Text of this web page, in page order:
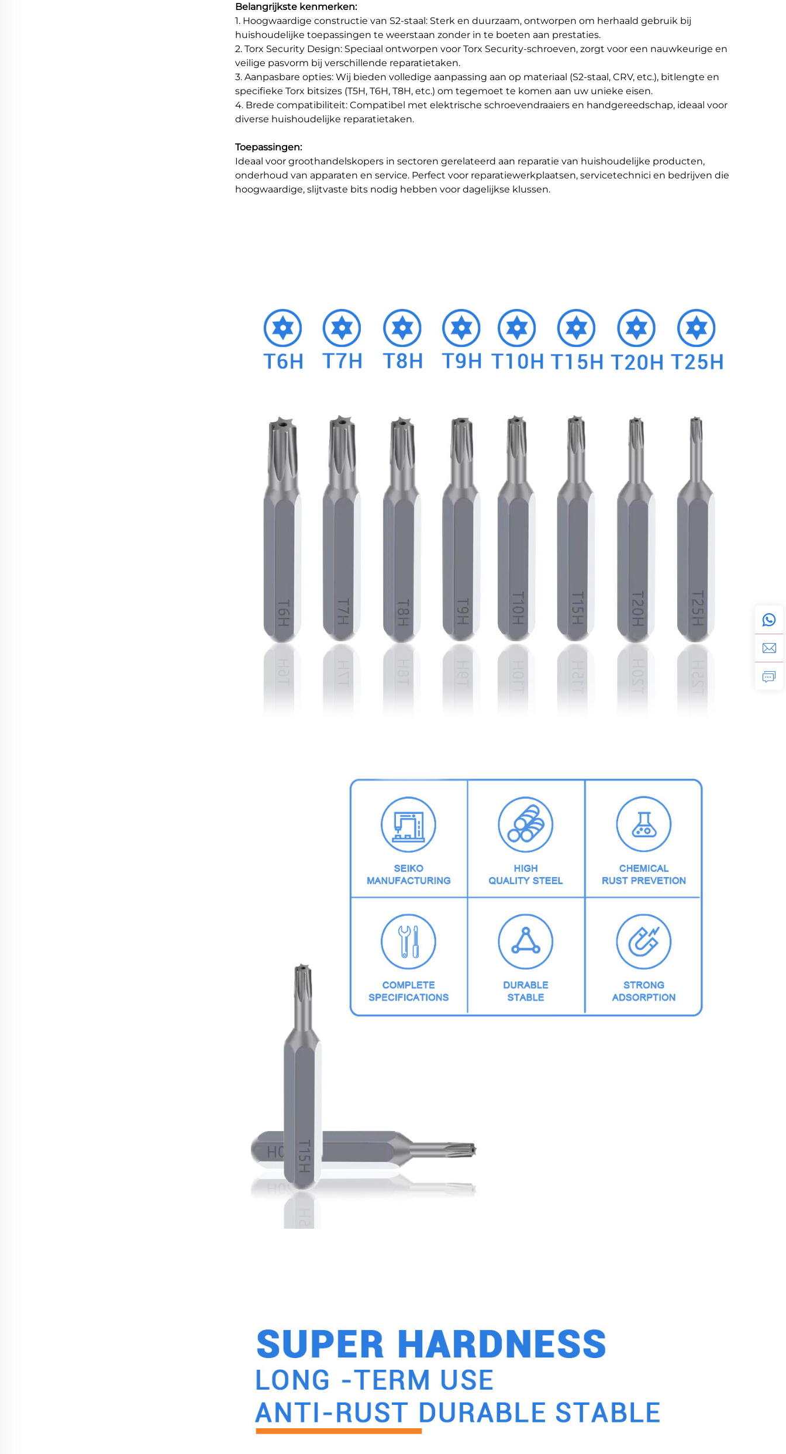
Belangrijkste kenmerken:
1. Hoogwaardige constructie van S2-staal: Sterk en duurzaam, ontworpen om herhaald gebruik bij
huishoudelijke toepassingen te weerstaan zonder in te boeten aan prestaties.
2. Torx Security Design: Speciaal ontworpen voor Torx Security-schroeven, zorgt voor een nauwkeurige en
veilige pasvorm bij verschillende reparatietaken.
3. Aanpasbare opties: Wij bieden volledige aanpassing aan op materiaal (S2-staal, CRV, etc.), bitlengte en
specifieke Torx bitsizes (T5H, T6H, T8H, etc.) om tegemoet te komen aan uw unieke eisen.
4. Brede compatibiliteit: Compatibel met elektrische schroevendraaiers en handgereedschap, ideaal voor
diverse huishoudelijke reparatietaken.
Toepassingen:
Ideaal voor groothandelskopers in sectoren gerelateerd aan reparatie van huishoudelijke producten,
onderhoud van apparaten en service. Perfect voor reparatiewerkplaatsen, servicetechnici en bedrijven die
hoogwaardige, slijtvaste bits nodig hebben voor dagelijkse klussen.